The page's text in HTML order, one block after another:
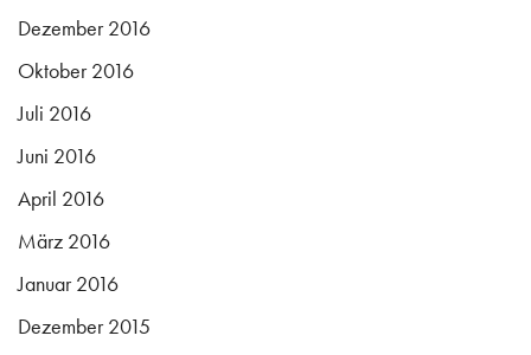
Dezember 2016
Oktober 2016
Juli 2016
Juni 2016
April 2016
März 2016
Januar 2016
Dezember 2015